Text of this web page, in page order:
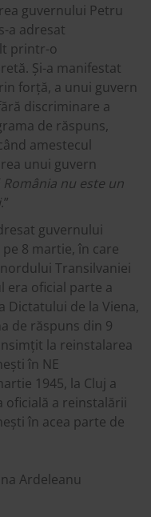
guvernului Petru
a adresat
printr-o
Și-a manifestat
forță, a unui guvern
discriminare a
de răspuns,
amestecul
unui guvern
România nu este un
.”
guvernului
8 martie, în care
Transilvaniei
era oficial parte a
Dictatului de la Viena,
de răspuns din 9
la reinstalarea
în NE
1945, la Cluj a
a reinstalării
în acea parte de
Ardeleanu